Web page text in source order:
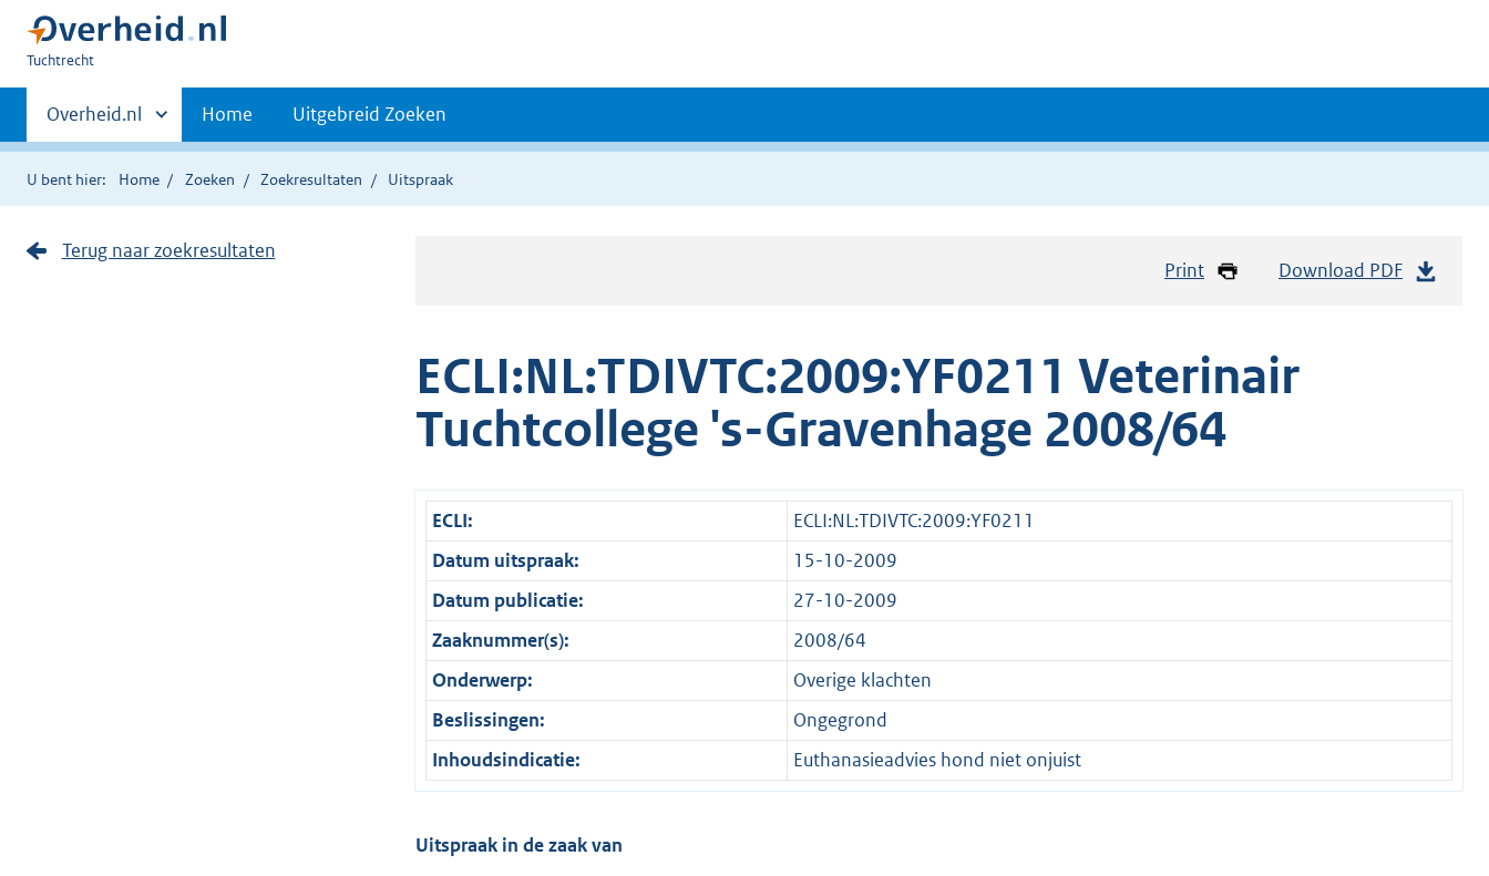
U
hier:
Tuchtrecht
Primaire
navigatie
Andere
sites
binnen
Overheid.nl Home Uitgebreid Zoeken
U bent hier: Home Zoeken Zoekresultaten Uitspraak
Print Download PDF
ECLI:NL:TDIVTC:2009:YF0211 Veterinair
Tuchtcollege 's-Gravenhage 2008/64
ECLI:
ECLI:NL:TDIVTC:2009:YF0211
Datum uitspraak:
15-10-2009
Datum publicatie:
27-10-2009
Zaaknummer(s):
2008/64
Onderwerp:
Overige klachten
Beslissingen:
Ongegrond
Inhoudsindicatie:
Euthanasieadvies hond niet onjuist
Uitspraak in de zaak van
Terug naar zoekresultaten